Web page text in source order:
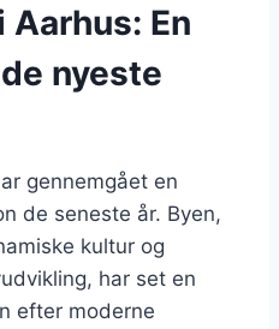
En
nyeste
gennemgået en
de seneste år. Byen,
kultur og
har set en
efter moderne